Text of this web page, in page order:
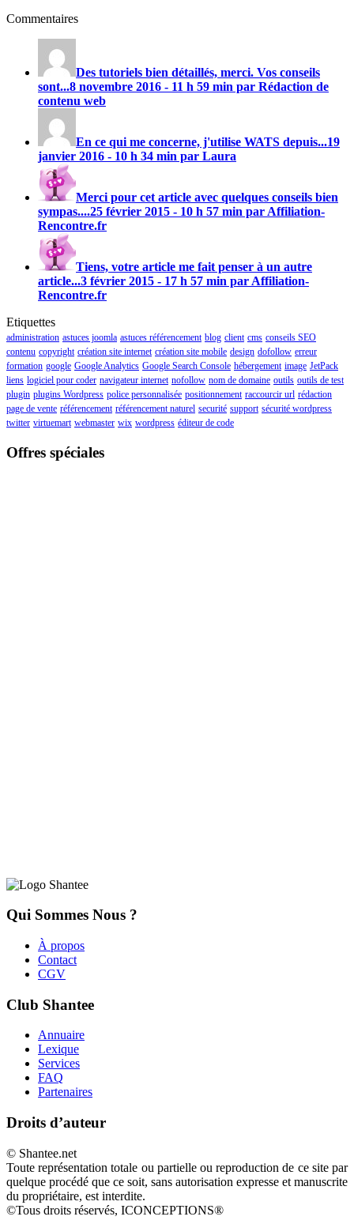
Commentaires
Des tutoriels bien détaillés, merci. Vos conseils
sont...8 novembre 2016 - 11 h 59 min par Rédaction de
contenu web
En ce qui me concerne, j'utilise WATS depuis...19
janvier 2016 - 10 h 34 min par Laura
Merci pour cet article avec quelques conseils bien
sympas....25 février 2015 - 10 h 57 min par Affiliation-
Rencontre.fr
Tiens, votre article me fait penser à un autre
article...3 février 2015 - 17 h 57 min par Affiliation-
Rencontre.fr
Etiquettes
administration astuces joomla astuces référencement blog client cms conseils SEO
contenu copyright création site internet création site mobile design dofollow erreur
formation google Google Analytics Google Search Console hébergement image JetPack
liens logiciel pour coder navigateur internet nofollow nom de domaine outils outils de test
plugin plugins Wordpress police personnalisée positionnement raccourcir url rédaction
page de vente référencement référencement naturel securité support sécurité wordpress
twitter virtuemart webmaster wix wordpress éditeur de code
Offres spéciales
Qui Sommes Nous ?
À propos
Contact
CGV
Club Shantee
Annuaire
Lexique
Services
FAQ
Partenaires
Droits d’auteur
© Shantee.net
Toute représentation totale ou partielle ou reproduction de ce site par
quelque procédé que ce soit, sans autorisation expresse et manuscrite
du propriétaire, est interdite.
©Tous droits réservés, ICONCEPTIONS®